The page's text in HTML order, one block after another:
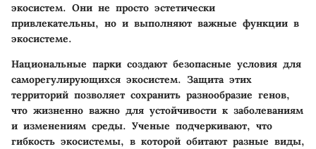
экосистем. Они не просто эстетически
привлекательны, но и выполняют важные функции в
экосистеме.
Национальные парки создают безопасные условия для
саморегулирующихся экосистем. Защита этих
территорий позволяет сохранить разнообразие генов,
что жизненно важно для устойчивости к заболеваниям
и изменениям среды. Ученые подчеркивают, что
гибкость экосистемы, в которой обитают разные виды,